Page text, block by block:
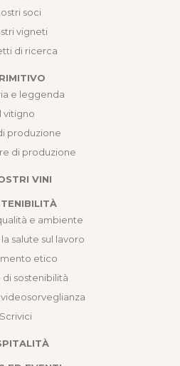
soci
vigneti
di ricerca
e leggenda
vitigno
produzione
di produzione
VINI
e ambiente
salute sul lavoro
etico
di sostenibilità
Scrivici